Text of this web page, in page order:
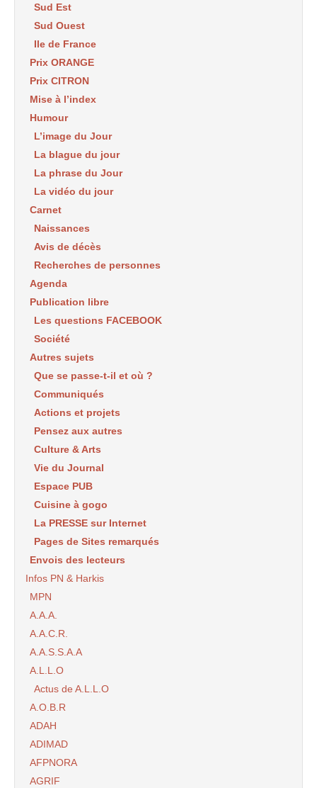
Sud Est
Sud Ouest
Ile de France
Prix ORANGE
Prix CITRON
Mise à l’index
Humour
L’image du Jour
La blague du jour
La phrase du Jour
La vidéo du jour
Carnet
Naissances
Avis de décès
Recherches de personnes
Agenda
Publication libre
Les questions FACEBOOK
Société
Autres sujets
Que se passe-t-il et où ?
Communiqués
Actions et projets
Pensez aux autres
Culture & Arts
Vie du Journal
Espace PUB
Cuisine à gogo
La PRESSE sur Internet
Pages de Sites remarqués
Envois des lecteurs
Infos PN & Harkis
MPN
A.A.A.
A.A.C.R.
A.A.S.S.A.A
A.L.L.O
Actus de A.L.L.O
A.O.B.R
ADAH
ADIMAD
AFPNORA
AGRIF